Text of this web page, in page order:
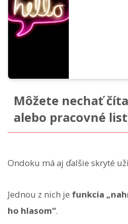
Môžete nechať
alebo pracovné
Ondoku má aj ďalšie skryté
Jednou z nich je funkcia
ho hlasom“.